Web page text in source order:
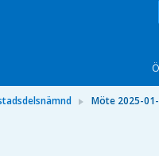
Möte 2025-